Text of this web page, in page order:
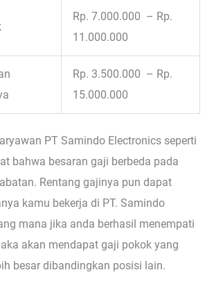
Rp. 7.000.000 – Rp.
11.000.000
Rp. 3.500.000 – Rp.
15.000.000
PT Samindo Electronics seperti
bahwa besaran gaji berbeda pada
Rentang gajinya pun dapat
kamu bekerja di PT. Samindo
mana jika anda berhasil menempati
akan mendapat gaji pokok yang
besar dibandingkan posisi lain.